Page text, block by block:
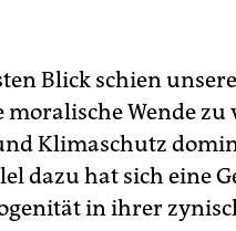
Blick schien
moralische Wende
Klimaschutz
dazu hat sich eine
in ihrer